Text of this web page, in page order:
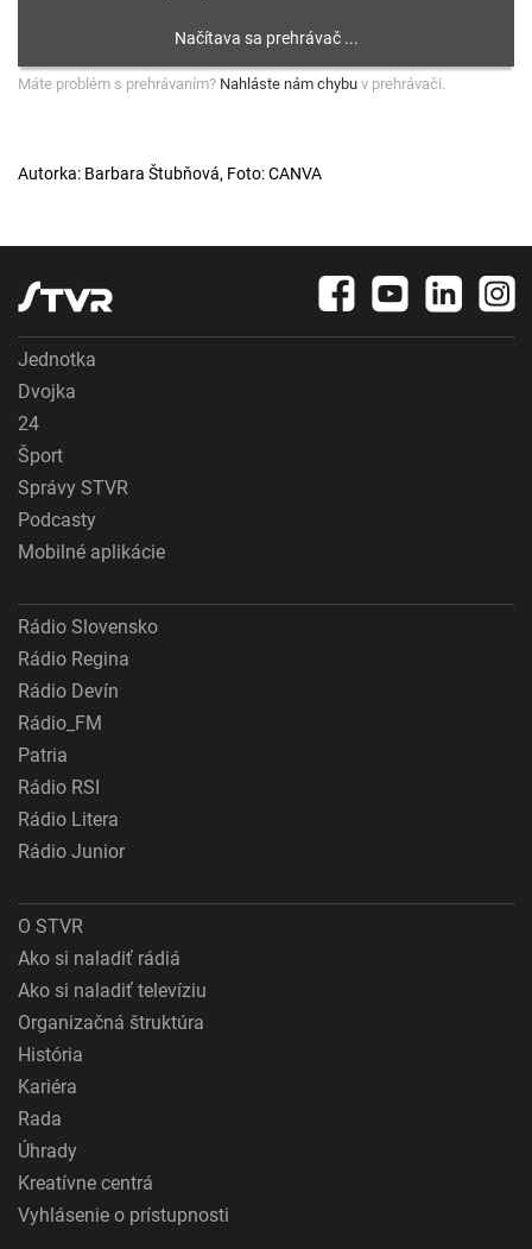
Máte problém s prehrávaním? Nahláste nám chybu v prehrávači.
Autorka: Barbara Štubňová, Foto: CANVA
Jednotka
Dvojka
24
Šport
Správy STVR
Podcasty
Mobilné aplikácie
Rádio Slovensko
Rádio Regina
Rádio Devín
Rádio_FM
Patria
Rádio RSI
Rádio Litera
Rádio Junior
O STVR
Ako si naladiť rádiá
Ako si naladiť televíziu
Organizačná štruktúra
História
Kariéra
Rada
Úhrady
Kreatívne centrá
Vyhlásenie o prístupnosti